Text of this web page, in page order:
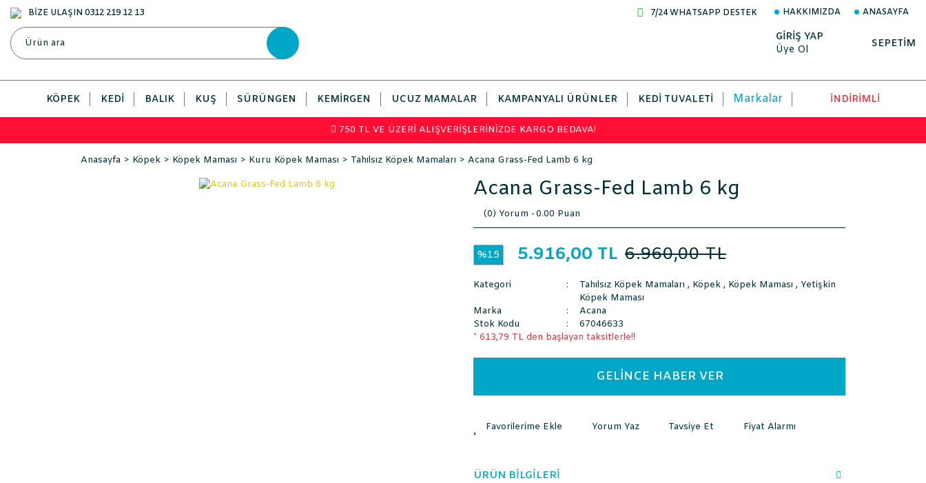
BİZE ULAŞIN 0312 219 12 13 7/24 WHATSAPP DESTEK HAKKIMIZDA ANASAYFA
GİRİŞ YAP
Üye Ol
SEPETİM
KÖPEK KEDI BALIK KUŞ SÜRÜNGEN KEMIRGEN UCUZ MAMALAR KAMPANYALI ÜRÜNLER KEDI TUVALETI Markalar İNDİRİMLİ
750 TL VE ÜZERİ ALIŞVERİŞLERİNİZDE KARGO BEDAVA!
Anasayfa Köpek Köpek Maması Kuru Köpek Maması Tahılsız Köpek Mamaları Acana Grass-Fed Lamb 6 kg
Acana Grass-Fed Lamb 6 kg
(0) Yorum -0.00 Puan
%15 5.916,00 TL 6.960,00 TL
Kategori Tahılsız Köpek Mamaları , Köpek , Köpek Maması , Yetişkin
Köpek Maması
Marka
Acana
Stok Kodu
67046633
* 613,79 TL den başlayan taksitlerle!!
GELİNCE HABER VER
Yorum Yaz Tavsiye Et Fiyat Alarmı
ÜRÜN BİLGİLERİ